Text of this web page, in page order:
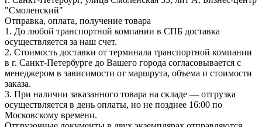
"Смоленский"
Отправка, оплата, получение товара
1. До любой транспортной компании в СПБ доставка
осуществляется за наш счет.
2. Стоимость доставки от терминала транспортной компании
в г. Санкт-Петербурге до Вашего города согласовывается с
менеджером в зависимости от маршрута, объема и стоимости
заказа.
3. При наличии заказанного товара на складе — отгрузка
осуществляется в день оплаты, но не позднее 16:00 по
Московскому времени.